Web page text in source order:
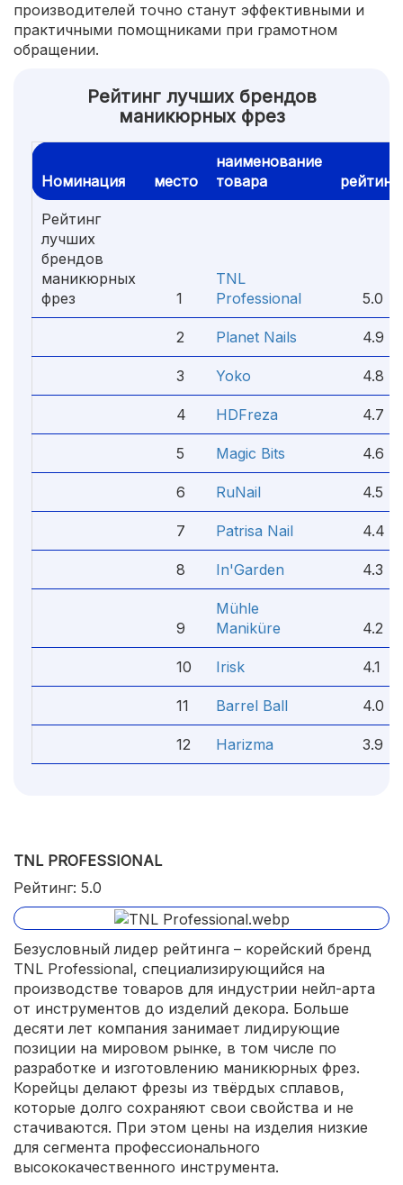
производителей точно станут эффективными и
практичными помощниками при грамотном
обращении.
Рейтинг лучших брендов
маникюрных фрез
Номинация место
наименование
товара
рейтинг
Рейтинг
лучших
брендов
маникюрных
фрез
1
TNL
Professional
5.0
2 Planet Nails 4.9
3 Yoko 4.8
4 HDFreza 4.7
5 Magic Bits 4.6
6 RuNail 4.5
7 Patrisa Nail 4.4
8 In'Garden 4.3
9
Mühle
Maniküre
4.2
10 Irisk 4.1
11 Barrel Ball 4.0
12 Harizma 3.9
TNL PROFESSIONAL
Рейтинг: 5.0
Безусловный лидер рейтинга – корейский бренд
TNL Professional, специализирующийся на
производстве товаров для индустрии нейл-арта
от инструментов до изделий декора. Больше
десяти лет компания занимает лидирующие
позиции на мировом рынке, в том числе по
разработке и изготовлению маникюрных фрез.
Корейцы делают фрезы из твёрдых сплавов,
которые долго сохраняют свои свойства и не
стачиваются. При этом цены на изделия низкие
для сегмента профессионального
высококачественного инструмента.